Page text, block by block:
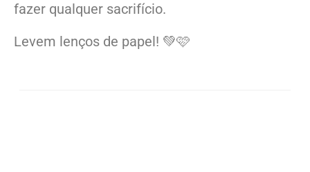
fazer qualquer sacrifício.
Levem lenços de papel! 💚🩷